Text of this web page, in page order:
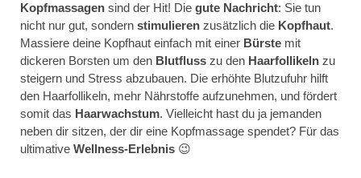
Kopfmassagen sind der Hit! Die gute Nachricht: Sie tun
nicht nur gut, sondern stimulieren zusätzlich die Kopfhaut.
Massiere deine Kopfhaut einfach mit einer Bürste mit
dickeren Borsten um den Blutfluss zu den Haarfollikeln zu
steigern und Stress abzubauen. Die erhöhte Blutzufuhr hilft
den Haarfollikeln, mehr Nährstoffe aufzunehmen, und fördert
somit das Haarwachstum. Vielleicht hast du ja jemanden
neben dir sitzen, der dir eine Kopfmassage spendet? Für das
ultimative Wellness-Erlebnis 😉